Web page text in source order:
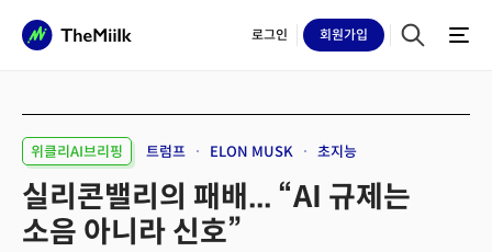
로그인 회원가입
위클리AI브리핑 트럼프 ELON MUSK 초지능
실리콘밸리의 패배... “AI 규제는
소음 아니라 신호”